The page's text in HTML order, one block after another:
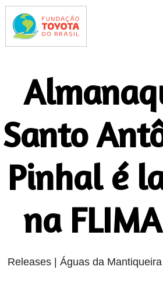
Santo
Pinhal é
na
Releases | Águas da Mantiqueira